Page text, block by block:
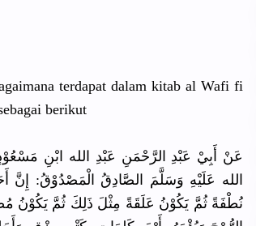
terdapat dalam kitab al Wafi fi
berikut
عَنْ أَبِيْ عَبْدِ الرَّحْمَنِ عَبْدِ الله ابْنِ
الله عَلَيْهِ وَسَلَّمَ الصَّادِقُ الْمَصْدُوْقُ: إِنَّ
نُطْفَةً ثُمَّ يَكُوْنُ عَلَقَةً مِثْلَ ذَلِكَ ثُمَّ يَكُوْنُ